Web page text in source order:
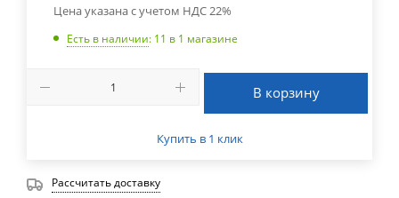
Цена указана с учетом НДС 22%
Есть в наличии: 11 в 1 магазине
В корзину
Купить в 1 клик
Рассчитать доставку